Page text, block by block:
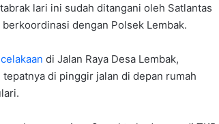
lari ini sudah ditangani oleh Satlantas
dengan Polsek Lembak.
di Jalan Raya Desa Lembak,
tepatnya di pinggir jalan di depan rumah